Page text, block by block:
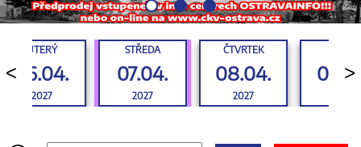
<
ÚTERÝ
06.04.
2027
STŘEDA
07.04.
2027
ČTVRTEK
08.04.
2027
>